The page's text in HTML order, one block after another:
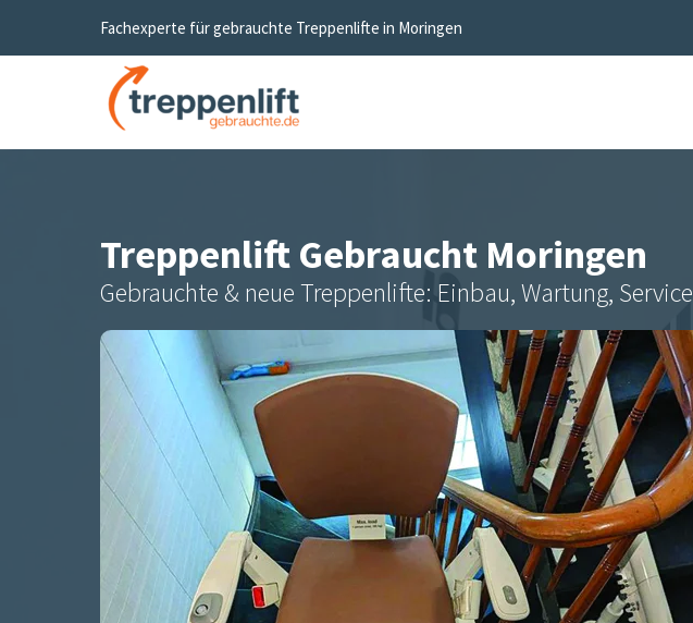
Fachexperte für gebrauchte Treppenlifte in Moringen
Treppenlift Gebraucht Moringen
Gebrauchte & neue Treppenlifte: Einbau, Wartung, Service